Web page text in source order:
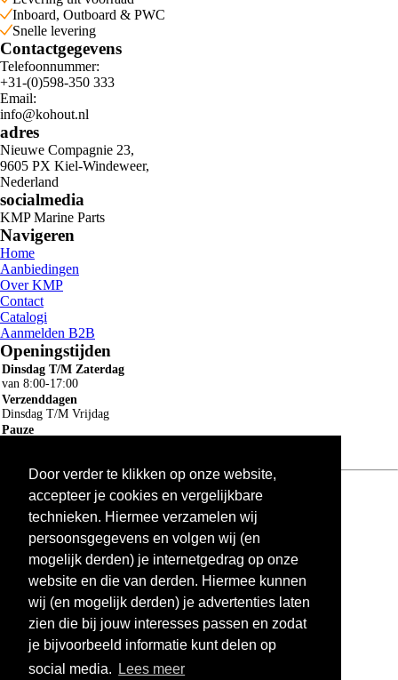
Door verder te klikken op onze website,
accepteer je cookies en vergelijkbare
technieken. Hiermee verzamelen wij
persoonsgegevens en volgen wij (en
mogelijk derden) je internetgedrag op onze
website en die van derden. Hiermee kunnen
wij (en mogelijk derden) je advertenties laten
zien die bij jouw interesses passen en zodat
je bijvoorbeeld informatie kunt delen op
social media.
Lees meer
Inboard, Outboard & PWC
Snelle levering
Contactgegevens
Telefoonnummer:
+31-(0)598-350 333
Email:
info@kohout.nl
adres
Nieuwe Compagnie 23,
9605 PX Kiel-Windeweer,
Nederland
socialmedia
KMP Marine Parts
Navigeren
Home
Aanbiedingen
Over KMP
Contact
Catalogi
Aanmelden B2B
Openingstijden
Dinsdag T/M Zaterdag
van 8:00-17:00
Verzenddagen
Dinsdag T/M Vrijdag
Pauze
Algemene voorwaarden
ruilen en retourneren
Privacy
Cookie
Winkelwagen delen